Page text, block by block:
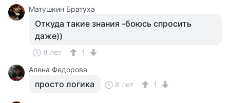
Матушкин Братуха
Откуда такие знания -боюсь спросить
даже))
8 лет
1
Алена Федорова
просто логика 8 лет 1